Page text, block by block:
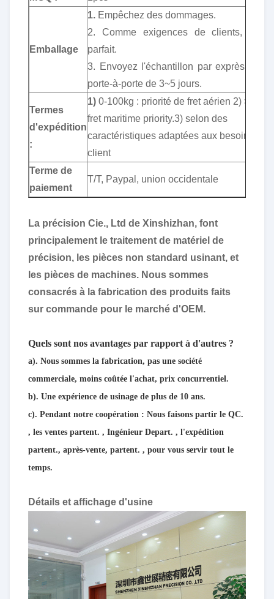
Emballage
1. Empêchez des dommages.
2. Comme exigences de clients, en
parfait.
3. Envoyez l'échantillon par exprès,
porte-à-porte de 3~5 jours.
Termes
d'expédition
:
1) 0-100kg : priorité de fret aérien 2)
fret maritime priority.3) selon des
caractéristiques adaptées aux besoins du
client
Terme de
paiement
T/T, Paypal, union occidentale
La précision Cie., Ltd de Xinshizhan, font
principalement le traitement de matériel de
précision, les pièces non standard usinant, et
les pièces de machines. Nous sommes
consacrés à la fabrication des produits faits
sur commande pour le marché d'OEM.
Quels sont nos avantages par rapport à d'autres ?
a). Nous sommes la fabrication, pas une société
commerciale, moins coûtée l'achat, prix concurrentiel.
b). Une expérience de usinage de plus de 10 ans.
c). Pendant notre coopération : Nous faisons partir le QC.
, les ventes partent. , Ingénieur Depart. , l'expédition
partent., après-vente, partent. , pour vous servir tout le
temps.
Détails et affichage d'usine